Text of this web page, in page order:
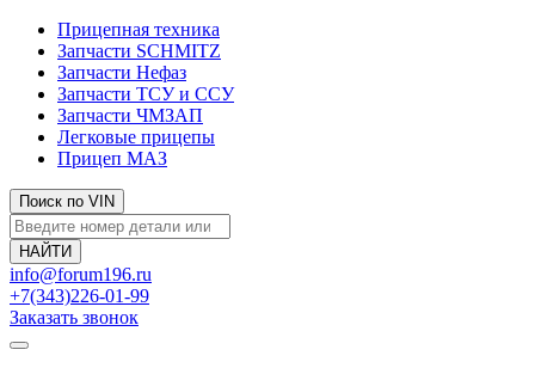
Прицепная техника
Запчасти SCHMITZ
Запчасти Нефаз
Запчасти ТСУ и ССУ
Запчасти ЧМЗАП
Легковые прицепы
Прицеп МАЗ
Поиск по VIN
info@forum196.ru
+7(343)226-01-99
Заказать звонок